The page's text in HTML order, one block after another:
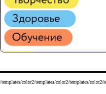
/templates/color2/templates/color2/templates/color2/